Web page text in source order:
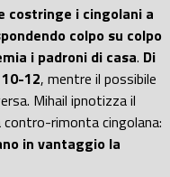
costringe i cingolani a
colpo su colpo
i padroni di casa. Di
12, mentre il possibile
Mihail ipnotizza il
rimonta cingolana:
in vantaggio la